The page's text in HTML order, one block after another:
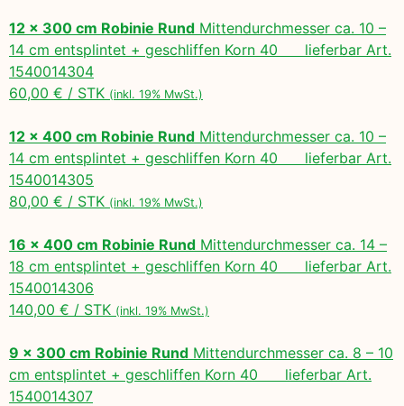
12 x 300 cm Robinie Rund Mittendurchmesser ca. 10 –
14 cm entsplintet + geschliffen Korn 40 lieferbar Art.
1540014304
60,00 € / STK (inkl. 19% MwSt.)
12 x 400 cm Robinie Rund Mittendurchmesser ca. 10 –
14 cm entsplintet + geschliffen Korn 40 lieferbar Art.
1540014305
80,00 € / STK (inkl. 19% MwSt.)
16 x 400 cm Robinie Rund Mittendurchmesser ca. 14 –
18 cm entsplintet + geschliffen Korn 40 lieferbar Art.
1540014306
140,00 € / STK (inkl. 19% MwSt.)
9 x 300 cm Robinie Rund Mittendurchmesser ca. 8 – 10
cm entsplintet + geschliffen Korn 40 lieferbar Art.
1540014307